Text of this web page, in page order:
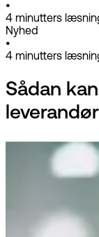
•
4 minutters
Nyhed
•
4 minutters
Sådan